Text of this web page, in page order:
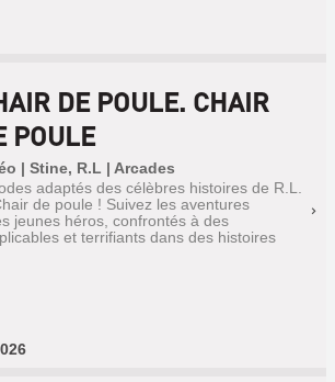
DE POULE. CHAIR
POULE
| Stine, R.L | Arcades
adaptés des célèbres histoires de R.L.
de poule ! Suivez les aventures
jeunes héros, confrontés à des
et terrifiants dans des histoires